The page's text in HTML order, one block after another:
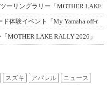
ーリングラリー「MOTHER LAKE
ド体験イベント「My Yamaha off-r
MOTHER LAKE RALLY 2026」
スズキ アパレル
ニュース